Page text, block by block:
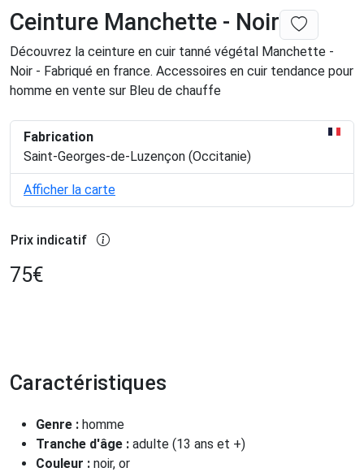
Ceinture Manchette - Noir
Découvrez la ceinture en cuir tanné végétal Manchette -
Noir - Fabriqué en france. Accessoires en cuir tendance pour
homme en vente sur Bleu de chauffe
Fabrication
Saint-Georges-de-Luzençon (Occitanie)
Afficher la carte
Prix indicatif
75€
Caractéristiques
Genre : homme
Tranche d'âge : adulte (13 ans et +)
Couleur : noir, or